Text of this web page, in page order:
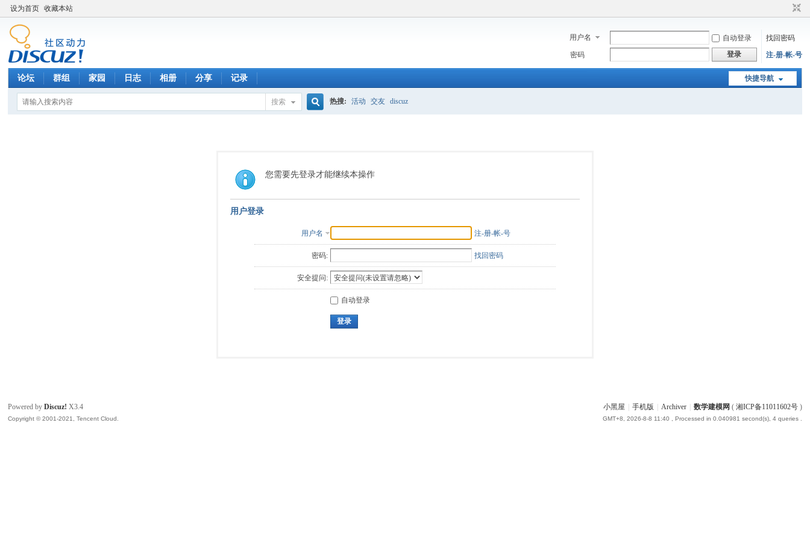
设为首页 收藏本站
用户名 自动登录
找回密码
密码
登录 注-册-帐-号
快捷导航
论坛 群组 家园 日志 相册 分享 记录
搜索
索
热搜: 活动 交友 discuz
您需要先登录才能继续本操作
用户登录
用户名 注-册-帐-号
密码: 找回密码
安全提问:
自动登录
登录
小黑屋 手机版 Archiver 数学建模网 ( 湘ICP备11011602号)
GMT+8, 2026-8-8 11:40 , Processed in 0.040981 second(s), 4 queries .
Powered byDiscuz! X3.4
Copyright © 2001-2021, Tencent Cloud.